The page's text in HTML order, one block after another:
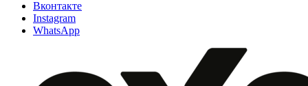
Вконтакте
Instagram
WhatsApp